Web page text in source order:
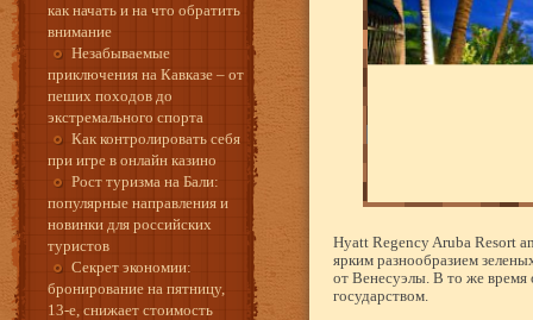
как начать и на что обратить
внимание
Незабываемые
приключения на Кавказе – от
пеших походов до
экстремального спорта
Как контролировать себя
при игре в онлайн казино
Рост туризма на Бали:
популярные направления и
новинки для российских
туристов
Секрет экономии:
бронирование на пятницу,
13-е, снижает стоимость
Hyatt Regency Aruba Resort
ярким разнообразием
от Венесуэлы. В то же время
государством.